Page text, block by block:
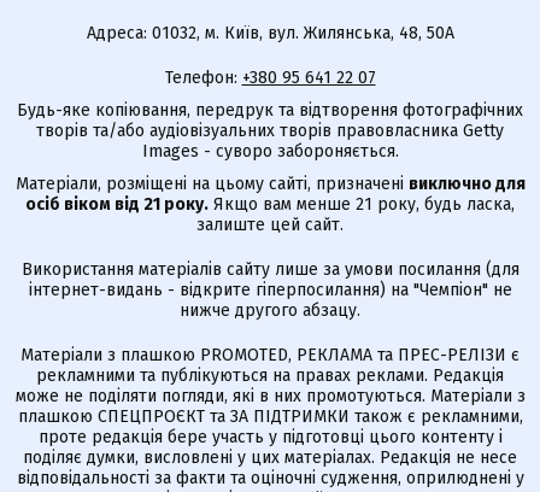
Адреса: 01032, м. Київ, вул. Жилянська, 48, 50А
Телефон: +380 95 641 22 07
Будь-яке копіювання, передрук та відтворення фотографічних
творів та/або аудіовізуальних творів правовласника Getty
Images - суворо забороняється.
Матеріали, розміщені на цьому сайті, призначені виключно для
осіб віком від 21 року. Якщо вам менше 21 року, будь ласка,
залиште цей сайт.
Використання матеріалів сайту лише за умови посилання (для
інтернет-видань - відкрите гіперпосилання) на "Чемпіон" не
нижче другого абзацу.
Матеріали з плашкою PROMOTED, РЕКЛАМА та ПРЕС-РЕЛІЗИ є
рекламними та публікуються на правах реклами. Редакція
може не поділяти погляди, які в них промотуються. Матеріали з
плашкою СПЕЦПРОЄКТ та ЗА ПІДТРИМКИ також є рекламними,
проте редакція бере участь у підготовці цього контенту і
поділяє думки, висловлені у цих матеріалах. Редакція не несе
відповідальності за факти та оціночні судження, оприлюднені у